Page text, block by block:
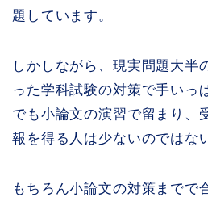
題しています。
しかしながら、現実問題大半
った学科試験の対策で手いっ
でも小論文の演習で留まり、
報を得る人は少ないのではな
もちろん小論文の対策までで